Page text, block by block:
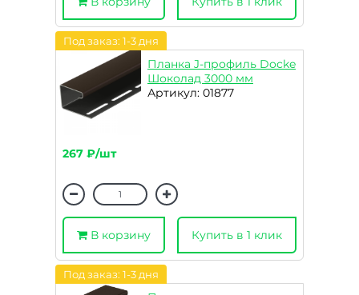
Под заказ: 1-3 дня
Планка J-профиль Docke
Шоколад 3000 мм
Артикул: 01877
267 ₽/шт
В корзину Купить в 1 клик
Под заказ: 1-3 дня